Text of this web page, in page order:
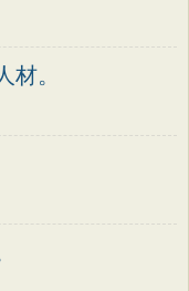
材。